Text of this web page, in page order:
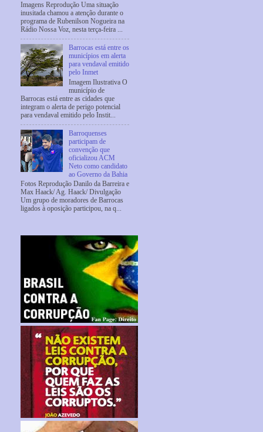
Imagens Reprodução Uma situação
inusitada chamou a atenção durante o
programa de Rubenilson Nogueira na
Rádio Nossa Voz, nesta terça-feira ...
Barrocas está entre os
municípios em alerta
para vendaval emitido
pelo Inmet
Imagem Ilustrativa O
município de
Barrocas está entre as cidades que
integram o alerta de perigo potencial
para vendaval emitido pelo Instit...
Barroquenses
participam de
convenção que
oficializou ACM
Neto como candidato
ao Governo da Bahia
Fotos Reprodução Danilo da Barreira e
Max Haack/ Ag. Haack/ Divulgação
Um grupo de moradores de Barrocas
ligados à oposição participou, na q...